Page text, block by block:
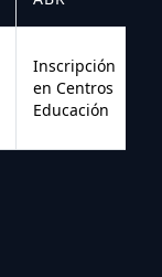
Inscripción
en Centros
Educación